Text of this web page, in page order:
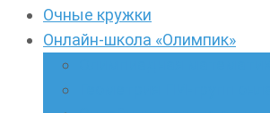
Очные кружки
Онлайн-школа «Олимпик»